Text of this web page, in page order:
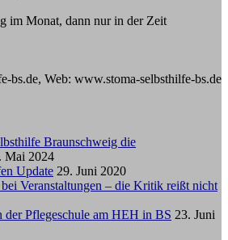
im Monat, dann nur in der Zeit
bs.de, Web: www.stoma-selbsthilfe-bs.de
Braunschweig die
Mai 2024
Update 29. Juni 2020
Veranstaltungen – die Kritik reißt nicht
der Pflegeschule am HEH in BS 23. Juni